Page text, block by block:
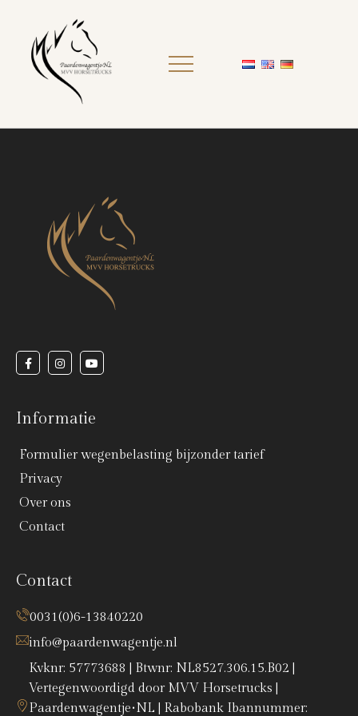
Informatie
Formulier wegenbelasting bijzonder tarief
Privacy
Over ons
Contact
Contact
0031(0)6-13840220
info@paardenwagentje.nl
Kvknr: 57773688 | Btwnr: NL8527.306.15.B02 |
Vertegenwoordigd door MVV Horsetrucks |
Paardenwagentje•NL | Rabobank Ibannummer: